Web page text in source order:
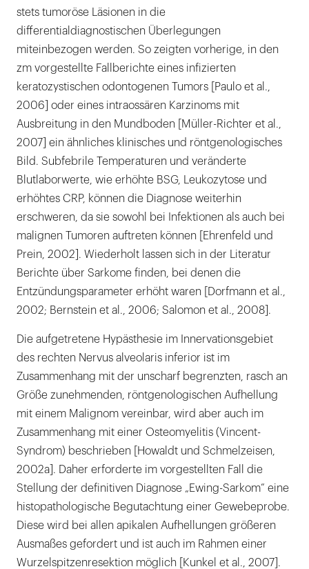
stets tumoröse Läsionen in die
differentialdiagnostischen Überlegungen
miteinbezogen werden. So zeigten vorherige, in den
zm vorgestellte Fallberichte eines infizierten
keratozystischen odontogenen Tumors [Paulo et al.,
2006] oder eines intraossären Karzinoms mit
Ausbreitung in den Mundboden [Müller-Richter et al.,
2007] ein ähnliches klinisches und röntgenologisches
Bild. Subfebrile Temperaturen und veränderte
Blutlaborwerte, wie erhöhte BSG, Leukozytose und
erhöhtes CRP, können die Diagnose weiterhin
erschweren, da sie sowohl bei Infektionen als auch bei
malignen Tumoren auftreten können [Ehrenfeld und
Prein, 2002]. Wiederholt lassen sich in der Literatur
Berichte über Sarkome finden, bei denen die
Entzündungsparameter erhöht waren [Dorfmann et al.,
2002; Bernstein et al., 2006; Salomon et al., 2008].
Die aufgetretene Hypästhesie im Innervationsgebiet
des rechten Nervus alveolaris inferior ist im
Zusammenhang mit der unscharf begrenzten, rasch an
Größe zunehmenden, röntgenologischen Aufhellung
mit einem Malignom vereinbar, wird aber auch im
Zusammenhang mit einer Osteomyelitis (Vincent-
Syndrom) beschrieben [Howaldt und Schmelzeisen,
2002a]. Daher erforderte im vorgestellten Fall die
Stellung der definitiven Diagnose „Ewing-Sarkom” eine
histopathologische Begutachtung einer Gewebeprobe.
Diese wird bei allen apikalen Aufhellungen größeren
Ausmaßes gefordert und ist auch im Rahmen einer
Wurzelspitzenresektion möglich [Kunkel et al., 2007].